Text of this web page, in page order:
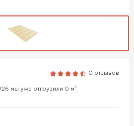
0 отзывов
мы уже отгрузили 0 м3